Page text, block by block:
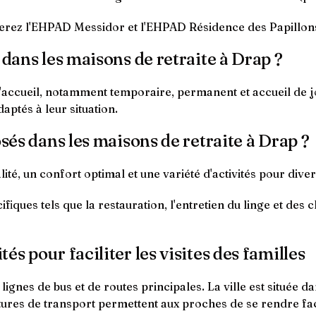
l'EHPAD Messidor et l'EHPAD Résidence des
les maisons de retraite à Drap ?
notamment temporaire, permanent et accueil de
à leur situation.
dans les maisons de retraite à Drap ?
un confort optimal et une variété d'activités pour
tels que la restauration, l'entretien du linge et des
pour faciliter les visites des familles
de bus et de routes principales. La ville est située
de transport permettent aux proches de se rendre